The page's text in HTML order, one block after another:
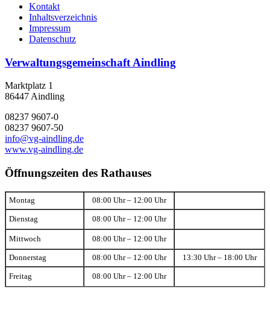
Kontakt
Inhaltsverzeichnis
Impressum
Datenschutz
Verwaltungsgemeinschaft Aindling
Marktplatz 1
86447 Aindling
08237 9607-0
08237 9607-50
info@vg-aindling.de
www.vg-aindling.de
Öffnungszeiten des Rathauses
Montag 08:00 Uhr – 12:00 Uhr
Dienstag 08:00 Uhr – 12:00 Uhr
Mittwoch 08:00 Uhr – 12:00 Uhr
Donnerstag 08:00 Uhr – 12:00 Uhr 13:30 Uhr – 18:00 Uhr
Freitag 08:00 Uhr – 12:00 Uhr